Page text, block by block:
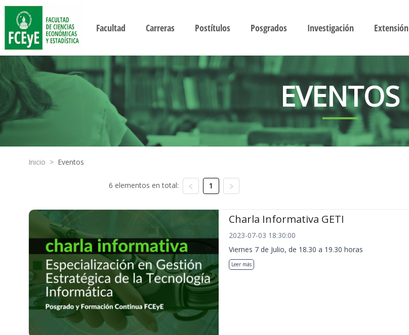
Facultad Carreras Postítulos Posgrados Investigación Extensión
EVENTOS
Inicio > Eventos
6 elementos en total: 1
Charla Informativa GETI
2023-07-03 18:30:00
Viernes 7 de Julio, de 18.30 a 19.30 horas
Leer más